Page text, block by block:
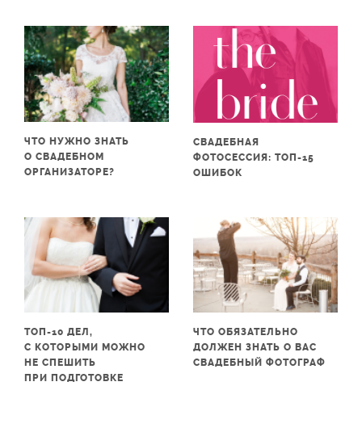
ЧТО НУЖНО ЗНАТЬ
О СВАДЕБНОМ
ОРГАНИЗАТОРЕ?
СВАДЕБНАЯ
ФОТОСЕССИЯ: ТОП-15
ОШИБОК
ТОП-10 ДЕЛ,
С КОТОРЫМИ МОЖНО
НЕ СПЕШИТЬ
ПРИ ПОДГОТОВКЕ
ЧТО ОБЯЗАТЕЛЬНО
ДОЛЖЕН ЗНАТЬ О ВАС
СВАДЕБНЫЙ ФОТОГРАФ